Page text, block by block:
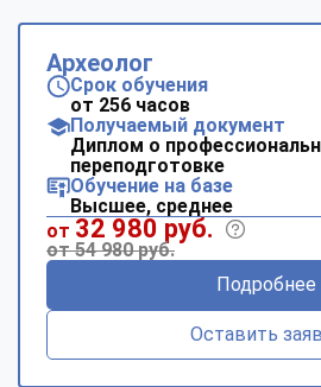
Археолог
Срок обучения
от 256 часов
Получаемый документ
Диплом о
переподготовке
Обучение на базе
Высшее, среднее
от 32 980 руб.
от 54 980 руб.
Подробнее
Оставить